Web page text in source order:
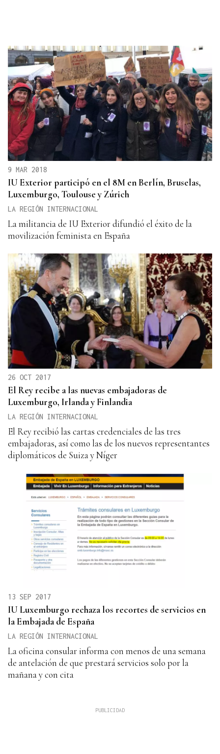
9 MAR 2018
IU Exterior participó en el 8M en Berlín, Bruselas,
Luxemburgo, Toulouse y Zúrich
LA REGIÓN INTERNACIONAL
La militancia de IU Exterior difundió el éxito de la
movilización feminista en España
26 OCT 2017
El Rey recibe a las nuevas embajadoras de
Luxemburgo, Irlanda y Finlandia
LA REGIÓN INTERNACIONAL
El Rey recibió las cartas credenciales de las tres
embajadoras, así como las de los nuevos representantes
diplomáticos de Suiza y Níger
13 SEP 2017
IU Luxemburgo rechaza los recortes de servicios en
la Embajada de España
LA REGIÓN INTERNACIONAL
La oficina consular informa con menos de una semana
de antelación de que prestará servicios solo por la
mañana y con cita